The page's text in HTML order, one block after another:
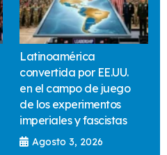
Latinoamérica
convertida por EE.UU.
en el campo de juego
de los experimentos
imperiales y fascistas
Agosto 3, 2026